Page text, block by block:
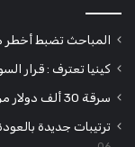
المباحث تضبط أخطر
كينيا تعترف : قرار
سرقة 30 ألف دولار من عربة بكسلا
ترتيبات جديدة